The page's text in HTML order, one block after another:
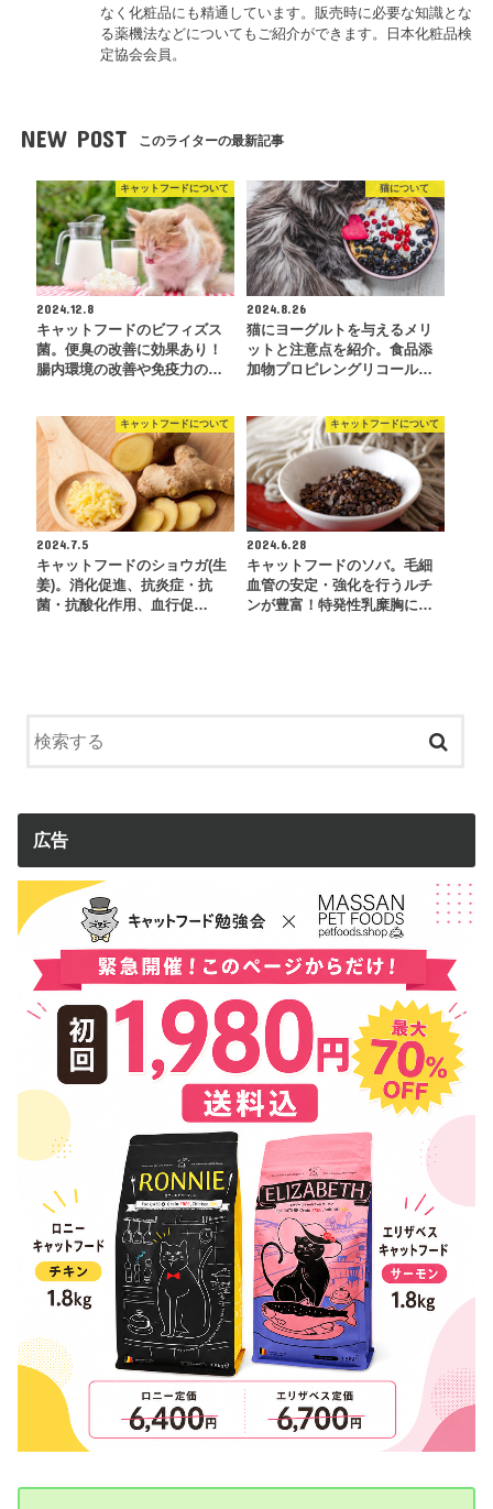
なく化粧品にも精通しています。販売時に必要な知識とな
る薬機法などについてもご紹介ができます。日本化粧品検
定協会会員。
NEW POST このライターの最新記事
キャットフードについて
2024.12.8
キャットフードのビフィズス
菌。便臭の改善に効果あり！
腸内環境の改善や免疫力の…
猫について
2024.8.26
猫にヨーグルトを与えるメリ
ットと注意点を紹介。食品添
加物プロピレングリコール…
キャットフードについて
2024.7.5
キャットフードのショウガ(生
姜)。消化促進、抗炎症・抗
菌・抗酸化作用、血行促…
キャットフードについて
2024.6.28
キャットフードのソバ。毛細
血管の安定・強化を行うルチ
ンが豊富！特発性乳糜胸に…
広告